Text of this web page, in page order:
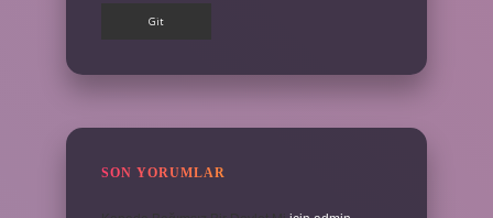
SON YORUMLAR